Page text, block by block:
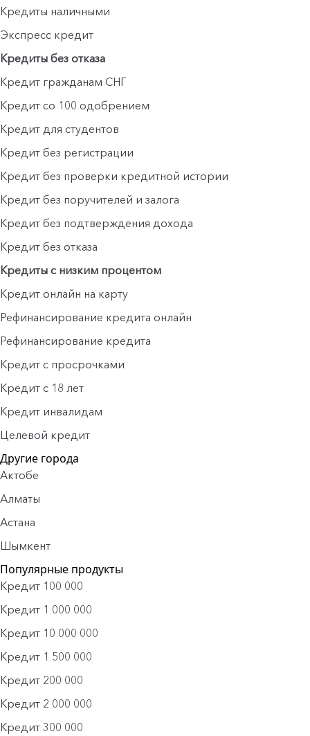
Кредиты наличными
Экспресс кредит
Кредиты без отказа
Кредит гражданам СНГ
Кредит со 100 одобрением
Кредит для студентов
Кредит без регистрации
Кредит без проверки кредитной истории
Кредит без поручителей и залога
Кредит без подтверждения дохода
Кредит без отказа
Кредиты с низким процентом
Кредит онлайн на карту
Рефинансирование кредита онлайн
Рефинансирование кредита
Кредит с просрочками
Кредит с 18 лет
Кредит инвалидам
Целевой кредит
Другие города
Актобе
Алматы
Астана
Шымкент
Популярные продукты
Кредит 100 000
Кредит 1 000 000
Кредит 10 000 000
Кредит 1 500 000
Кредит 200 000
Кредит 2 000 000
Кредит 300 000